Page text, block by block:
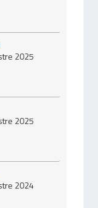
2025
2025
2024